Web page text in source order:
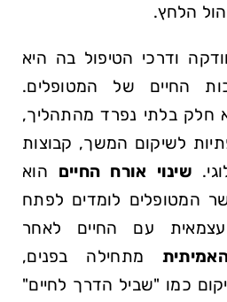
הלחץ.
ודרכי הטיפול בה ‌היא
החיים של המטופלים.
חלק​ בלתי נפרד מהתהליך,
לשיקום ⁤המשך, קבוצות
שינוי אורח החיים הוא
המטופלים לומדים לפתח
עם החיים לאחר
מתחילה בפנים,
כמו "שביל הדרך לחיים"